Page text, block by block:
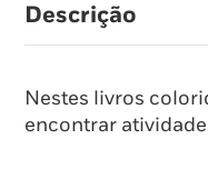
Descrição
Nestes livros
encontrar